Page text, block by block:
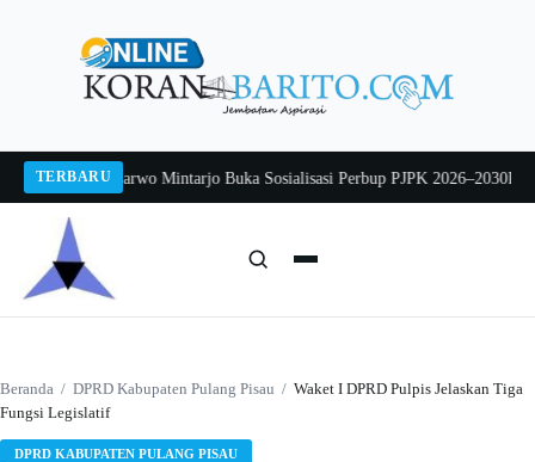
TERBARU
Pj Sekda Sarwo Mintarjo Buka Sosialisasi Perbup PJPK 2026–2030
Beranda / DPRD Kabupaten Pulang Pisau / Waket I DPRD Pulpis Jelaskan Tiga
Fungsi Legislatif
DPRD KABUPATEN PULANG PISAU